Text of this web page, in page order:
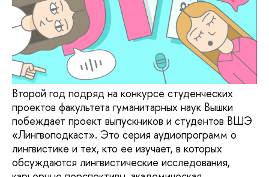
Второй год подряд на конкурсе студенческих
проектов факультета гуманитарных наук Вышки
побеждает проект выпускников и студентов ВШЭ
«Лингвоподкаст». Это серия аудиопрограмм о
лингвистике и тех, кто ее изучает, в которых
обсуждаются лингвистические исследования,